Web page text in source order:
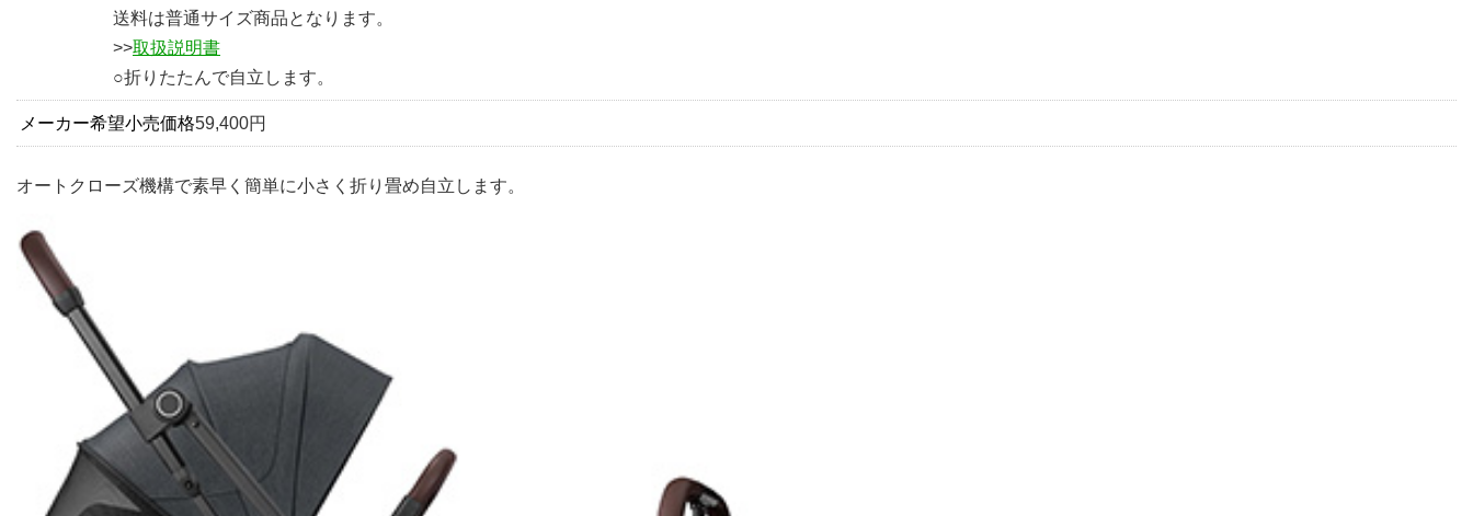
送料は普通サイズ商品となります。
>>取扱説明書
○折りたたんで自立します。
メーカー希望小売価格59,400円
オートクローズ機構で素早く簡単に小さく折り畳め自立します。